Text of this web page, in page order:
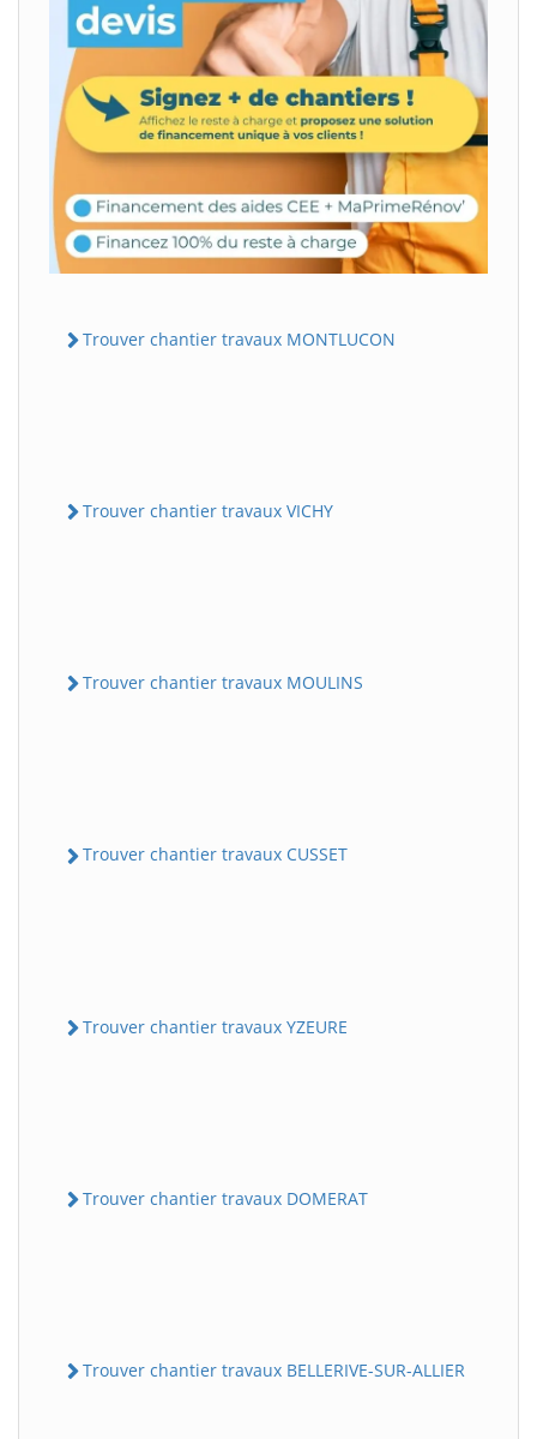
Trouver chantier travaux MONTLUCON
Trouver chantier travaux VICHY
Trouver chantier travaux MOULINS
Trouver chantier travaux CUSSET
Trouver chantier travaux YZEURE
Trouver chantier travaux DOMERAT
Trouver chantier travaux BELLERIVE-SUR-ALLIER